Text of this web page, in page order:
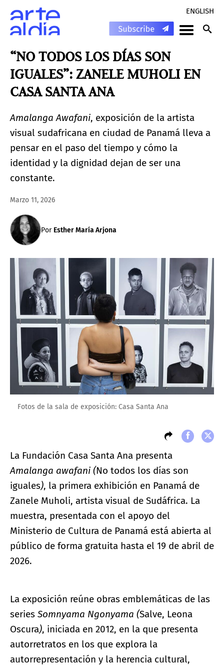
ENGLISH
“NO TODOS LOS DÍAS SON
IGUALES”: ZANELE MUHOLI EN
CASA SANTA ANA
Amalanga Awafani, exposición de la artista
visual sudafricana en ciudad de Panamá lleva a
pensar en el paso del tiempo y cómo la
identidad y la dignidad dejan de ser una
constante.
Marzo 11, 2026
Por Esther María Arjona
Fotos de la sala de exposición: Casa Santa Ana
La Fundación Casa Santa Ana presenta
Amalanga awafani (No todos los días son
iguales), la primera exhibición en Panamá de
Zanele Muholi, artista visual de Sudáfrica. La
muestra, presentada con el apoyo del
Ministerio de Cultura de Panamá está abierta al
público de forma gratuita hasta el 19 de abril de
2026.
La exposición reúne obras emblemáticas de las
series Somnyama Ngonyama (Salve, Leona
Oscura), iniciada en 2012, en la que presenta
autorretratos en los que explora la
autorrepresentación y la herencia cultural,